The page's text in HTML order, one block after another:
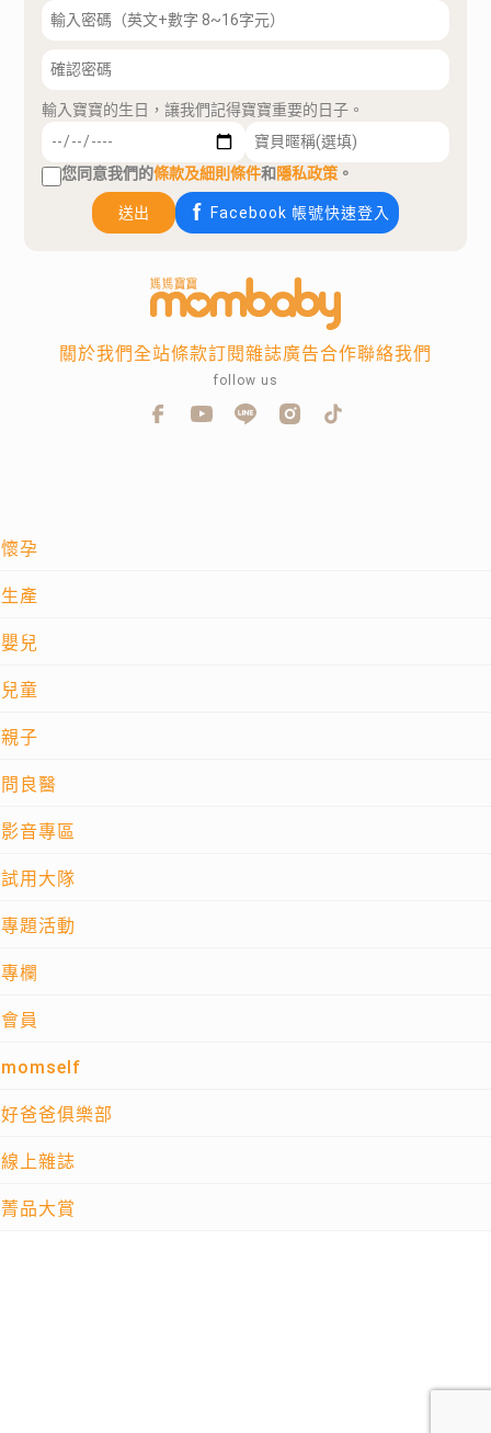
輸入寶寶的生日，讓我們記得寶寶重要的日子。
您同意我們的條款及細則條件和隱私政策 。
送出 Facebook 帳號快速登入
懷孕
生產
嬰兒
兒童
親子
問良醫
影音專區
試用大隊
專題活動
專欄
會員
momself
好爸爸俱樂部
線上雜誌
菁品大賞
關於我們全站條款訂閱雜誌廣告合作聯絡我們
follow us